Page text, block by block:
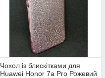
Чохол із блискітками для
Huawei Honor 7a Pro Рожевий